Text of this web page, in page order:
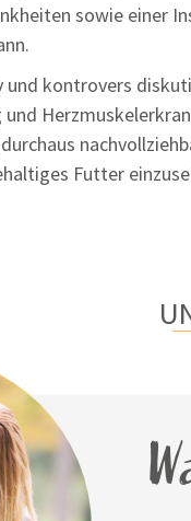
sowie einer
kontrovers
Futter